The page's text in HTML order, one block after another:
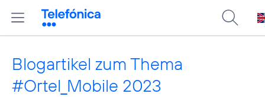
Blogartikel zum Thema
#Ortel_Mobile 2023